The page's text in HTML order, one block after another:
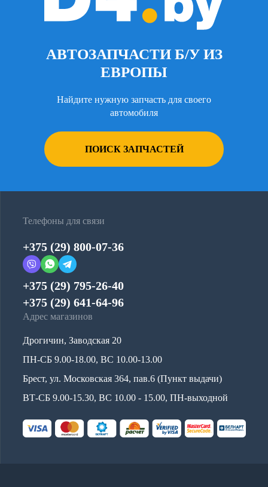
АВТОЗАПЧАСТИ Б/У ИЗ
ЕВРОПЫ
Найдите нужную запчасть для своего
автомобиля
ПОИСК ЗАПЧАСТЕЙ
Телефоны для связи
+375 (29) 800-07-36
+375 (29) 795-26-40
+375 (29) 641-64-96
Адрес магазинов
Дрогичин, Заводская 20
ПН-СБ 9.00-18.00, ВС 10.00-13.00
Брест, ул. Московская 364, пав.6 (Пункт выдачи)
ВТ-СБ 9.00-15.30, ВС 10.00 - 15.00, ПН-выходной